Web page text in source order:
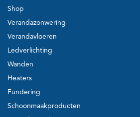
Shop
Verandazonwering
Verandavloeren
Ledverlichting
Wanden
Heaters
Fundering
Schoonmaakproducten